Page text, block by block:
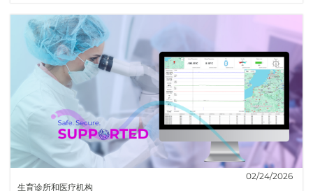
生育诊所和医疗机构
02/24/2026